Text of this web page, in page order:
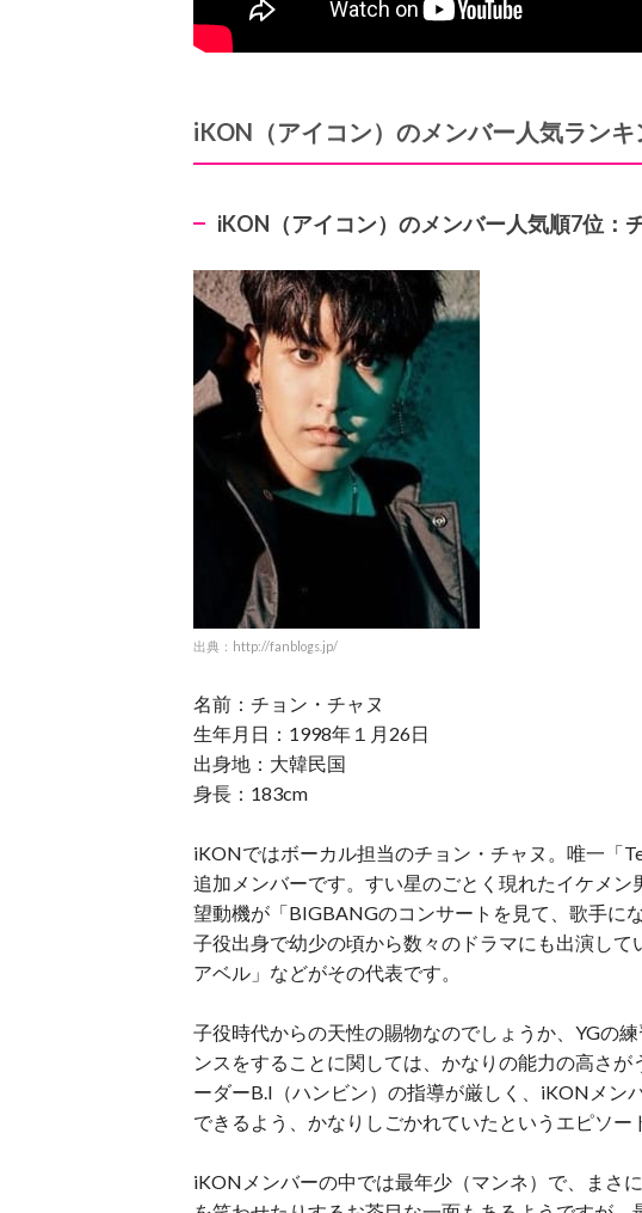
iKON （アイコン）のメンバー人気ラン
iKON （アイコン）のメンバー人気順7位：
出典：http://fanblogs.jp/
名前：チョン・チャヌ
生年月日：1998年１月26日
出身地：大韓民国
身長：183cm
iKONではボーカル担当のチョン・チャヌ。唯一「
追加メンバーです。すい星のごとく現れたイケメ
望動機が「BIGBANGのコンサートを見て、歌手に
子役出身で幼少の頃から数々のドラマにも出演し
アベル」などがその代表です。
子役時代からの天性の賜物なのでしょうか、YGの
ンスをすることに関しては、かなりの能力の高さ
ーダーB.I（ハンビン）の指導が厳しく、iKONメン
できるよう、かなりしごかれていたというエピソー
iKONメンバーの中では最年少（マンネ）で、まさ